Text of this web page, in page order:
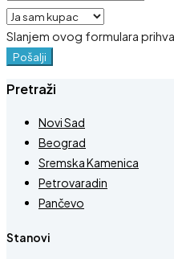
Slanjem ovog formulara
Pošalji
Pretraži
Novi Sad
Beograd
Sremska Kamenica
Petrovaradin
Pančevo
Stanovi